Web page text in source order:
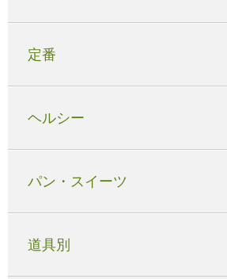
定番
ヘルシー
パン・スイーツ
道具別